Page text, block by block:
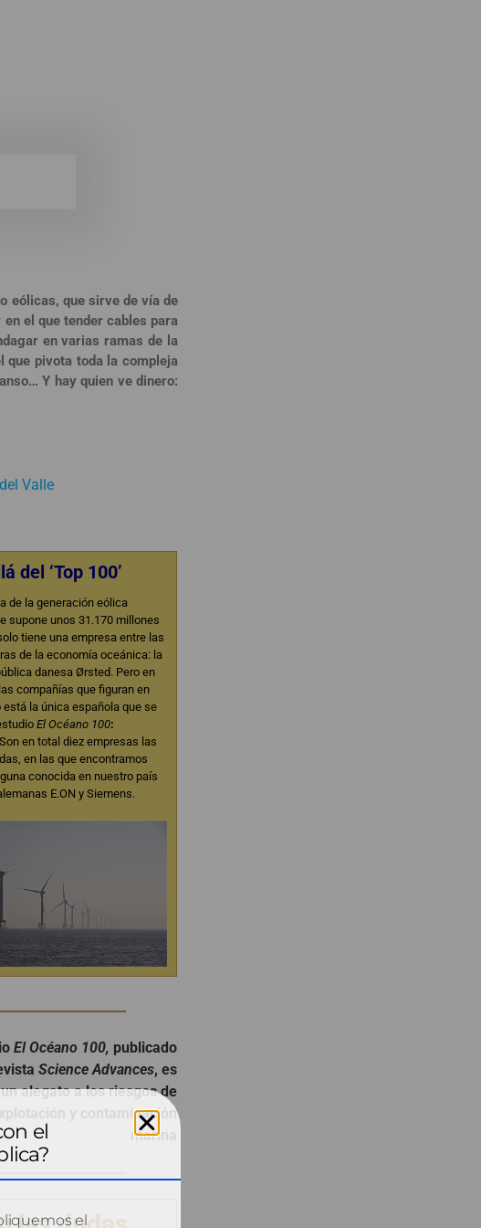
eólicas, que sirve de vía de
el que tender cables para
en varias ramas de la
que pivota toda la compleja
Y hay quien ve dinero:
Valle
del ‘Top 100’
de la generación eólica
supone unos 31.170 millones
tiene una empresa entre las
de la economía oceánica: la
danesa Ørsted. Pero en
compañías que figuran en
está la única española que se
El Océano 100:
Son en total diez empresas las
en las que encontramos
conocida en nuestro país
E.ON y Siemens.
El Océano 100, publicado
Science Advances, es
un alegato a los riesgos de
y contaminación
marina
el
el